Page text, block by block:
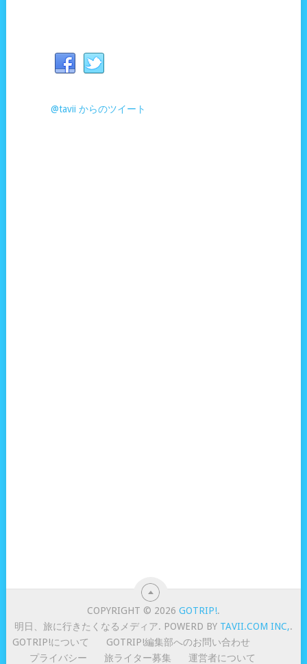
@tavii からのツイート
COPYRIGHT © 2026GOTRIP!.
明日、旅に行きたくなるメディア. POWERD BY TAVII.COM INC,.
GOTRIP!について
GOTRIP!編集部へのお問い合わせ
プライバシー
旅ライター募集 運営者について